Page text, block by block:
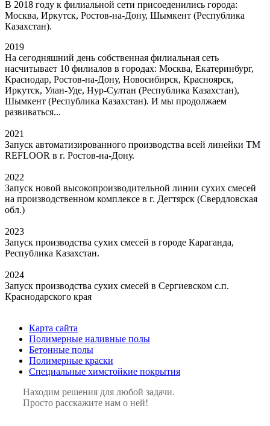
В 2018 году к филиальной сети присоеденились города:
Москва, Иркутск, Ростов-на-Дону, Шымкент (Республика
Казахстан).
2019
На сегодняшний день собственная филиальная сеть
насчитывает 10 филиалов в городах: Москва, Екатеринбург,
Краснодар, Ростов-на-Дону, Новосибирск, Красноярск,
Иркутск, Улан-Уде, Нур-Султан (Республика Казахстан),
Шымкент (Республика Казахстан). И мы продолжаем
развиваться...
2021
Запуск автоматизированного производства всей линейки ТМ
REFLOOR в г. Ростов-на-Дону.
2022
Запуск новой высокопроизводительной линии сухих смесей
на производственном комплексе в г. Дегтярск (Свердловская
обл.)
2023
Запуск производства сухих смесей в городе Караганда,
Республика Казахстан.
2024
Запуск производства сухих смесей в Сергиевском с.п.
Краснодарского края
Карта сайта
Полимерные наливные полы
Бетонные полы
Полимерные краски
Специальные химстойкие покрытия
Находим решения для любой задачи.
Просто расскажите нам о ней!